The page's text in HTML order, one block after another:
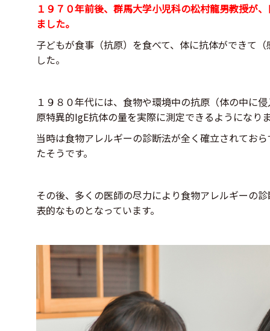
１９７０年前後、群馬大学小児科の松村龍男教授が
ました。
子どもが食事（抗原）を食べて、体に抗体ができて
した。
１９８０年代には、食物や環境中の抗原（体の中に
原特異的IgE抗体の量を実際に測定できるようになり
当時は食物アレルギーの診断法が全く確立されてお
たそうです。
その後、多くの医師の尽力により食物アレルギーの
表的なものとなっています。